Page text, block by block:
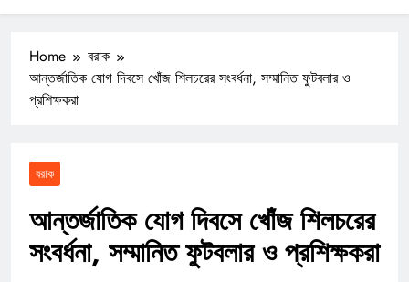
Home
বরাক
আন্তর্জাতিক যোগ দিবসে খোঁজ শিলচরের সংবর্ধনা, সম্মানিত ফুটবলার ও
প্রশিক্ষকরা
বরাক
আন্তর্জাতিক যোগ দিবসে খোঁজ শিলচরের
সংবর্ধনা, সম্মানিত ফুটবলার ও প্রশিক্ষকরা